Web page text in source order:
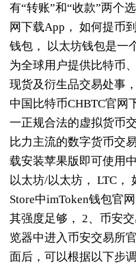
有“转账”和“收款”两个
网下载App， 如何提币
钱包， 以太坊钱包是一
为全球用户提供比特币
现货及衍生品交易处事
中国比特币CHBTC官网
一正规合法的虚拟货币
比力主流的数字货币交
载安装苹果版即可使用
以太坊/以太坊， LTC，
Store中imToken钱包官
其强度足够， 2、币安
览器中进入币安交易所
面后，可以根据以下步